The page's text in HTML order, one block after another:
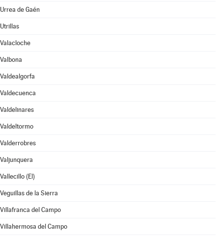
Urrea de Gaén
Utrillas
Valacloche
Valbona
Valdealgorfa
Valdecuenca
Valdelinares
Valdeltormo
Valderrobres
Valjunquera
Vallecillo (El)
Veguillas de la Sierra
Villafranca del Campo
Villahermosa del Campo